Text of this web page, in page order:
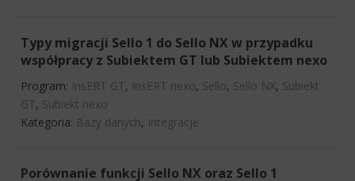
Typy migracji Sello 1 do Sello NX w przypadku
współpracy z Subiektem GT lub Subiektem nexo
Program: InsERT GT, InsERT nexo, Sello, Sello NX, Subiekt
GT, Subiekt nexo
Kategoria: Bazy danych, Integracje
Porównanie funkcji Sello NX oraz Sello 1